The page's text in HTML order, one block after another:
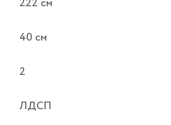
40 см
2
ЛДСП